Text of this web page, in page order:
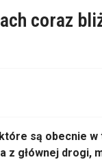
coraz
óre są obecnie
z głównej drogi,